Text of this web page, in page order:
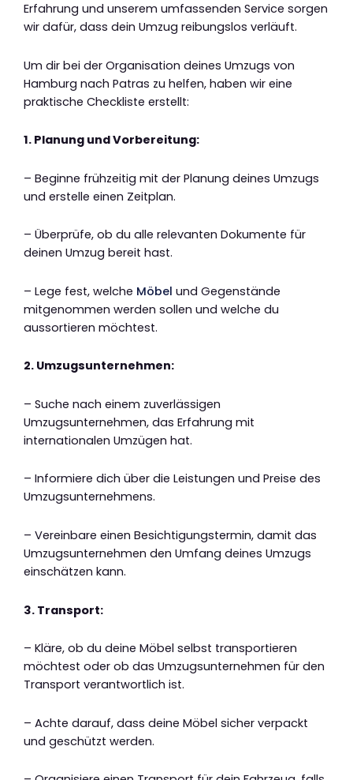
Erfahrung und unserem umfassenden Service sorgen
wir dafür, dass dein Umzug reibungslos verläuft.
Um dir bei der Organisation deines Umzugs von
Hamburg nach Patras zu helfen, haben wir eine
praktische Checkliste erstellt:
1. Planung und Vorbereitung:
– Beginne frühzeitig mit der Planung deines Umzugs
und erstelle einen Zeitplan.
– Überprüfe, ob du alle relevanten Dokumente für
deinen Umzug bereit hast.
– Lege fest, welche Möbel und Gegenstände
mitgenommen werden sollen und welche du
aussortieren möchtest.
2. Umzugsunternehmen:
– Suche nach einem zuverlässigen
Umzugsunternehmen, das Erfahrung mit
internationalen Umzügen hat.
– Informiere dich über die Leistungen und Preise des
Umzugsunternehmens.
– Vereinbare einen Besichtigungstermin, damit das
Umzugsunternehmen den Umfang deines Umzugs
einschätzen kann.
3. Transport:
– Kläre, ob du deine Möbel selbst transportieren
möchtest oder ob das Umzugsunternehmen für den
Transport verantwortlich ist.
– Achte darauf, dass deine Möbel sicher verpackt
und geschützt werden.